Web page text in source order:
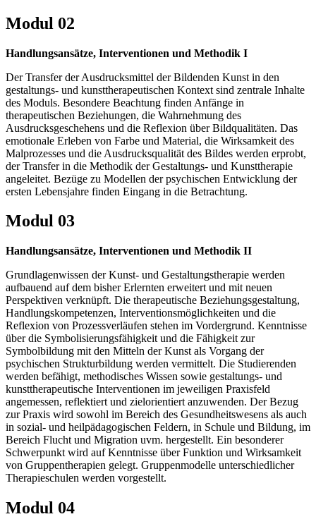
Modul 02
Handlungsansätze, Interventionen und Methodik I
Der Transfer der Ausdrucksmittel der Bildenden Kunst in den
gestaltungs- und kunsttherapeutischen Kontext sind zentrale Inhalte
des Moduls. Besondere Beachtung finden Anfänge in
therapeutischen Beziehungen, die Wahrnehmung des
Ausdrucksgeschehens und die Reflexion über Bildqualitäten. Das
emotionale Erleben von Farbe und Material, die Wirksamkeit des
Malprozesses und die Ausdrucksqualität des Bildes werden erprobt,
der Transfer in die Methodik der Gestaltungs- und Kunsttherapie
angeleitet. Bezüge zu Modellen der psychischen Entwicklung der
ersten Lebensjahre finden Eingang in die Betrachtung.
Modul 03
Handlungsansätze, Interventionen und Methodik II
Grundlagenwissen der Kunst- und Gestaltungstherapie werden
aufbauend auf dem bisher Erlernten erweitert und mit neuen
Perspektiven verknüpft. Die therapeutische Beziehungsgestaltung,
Handlungskompetenzen, Interventionsmöglichkeiten und die
Reflexion von Prozessverläufen stehen im Vordergrund. Kenntnisse
über die Symbolisierungsfähigkeit und die Fähigkeit zur
Symbolbildung mit den Mitteln der Kunst als Vorgang der
psychischen Strukturbildung werden vermittelt. Die Studierenden
werden befähigt, methodisches Wissen sowie gestaltungs- und
kunsttherapeutische Interventionen im jeweiligen Praxisfeld
angemessen, reflektiert und zielorientiert anzuwenden. Der Bezug
zur Praxis wird sowohl im Bereich des Gesundheitswesens als auch
in sozial- und heilpädagogischen Feldern, in Schule und Bildung, im
Bereich Flucht und Migration uvm. hergestellt. Ein besonderer
Schwerpunkt wird auf Kenntnisse über Funktion und Wirksamkeit
von Gruppentherapien gelegt. Gruppenmodelle unterschiedlicher
Therapieschulen werden vorgestellt.
Modul 04